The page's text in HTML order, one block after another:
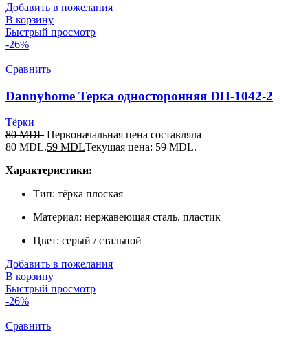
Добавить в пожелания
В корзину
Быстрый просмотр
-26%
Сравнить
Dannyhome Терка односторонняя DH-1042-2
Тёрки
80MDL Первоначальная цена составляла
80 MDL.59 MDLТекущая цена: 59 MDL.
Характеристики:
Тип: тёрка плоская
Материал: нержавеющая сталь, пластик
Цвет: серый / стальной
Добавить в пожелания
В корзину
Быстрый просмотр
-26%
Сравнить